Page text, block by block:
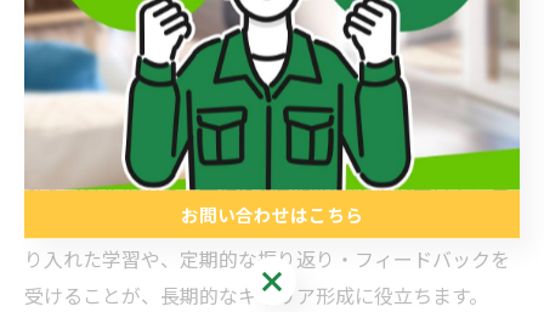
田区で再就職した方の中には、ブランク期間に独学でス
キルアップし、正社員として採用された事例もありま
す。自分のペースで学べる環境を選ぶことで、無理なく
スキルを磨くことができます。
気をつけたいのは、無理な短期間の詰め込み学習や、自
己流での独学による知識の偏りです。実践的な課題を取
り入れた学習や、定期的な振り返り・フィードバックを
受けることが、長期的なキャリア形成に役立ちます。
お問い合わせはこちら
お問い合わせはこちら